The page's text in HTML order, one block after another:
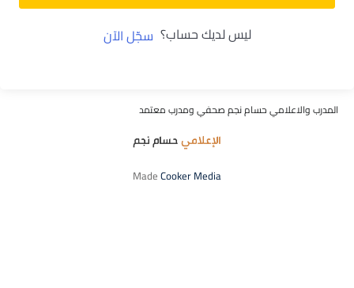
ليس لديك حساب؟ سجّل الآن
المدرب والاعلامي حسام نجم صحفي ومدرب معتمد
MadeCooker Media